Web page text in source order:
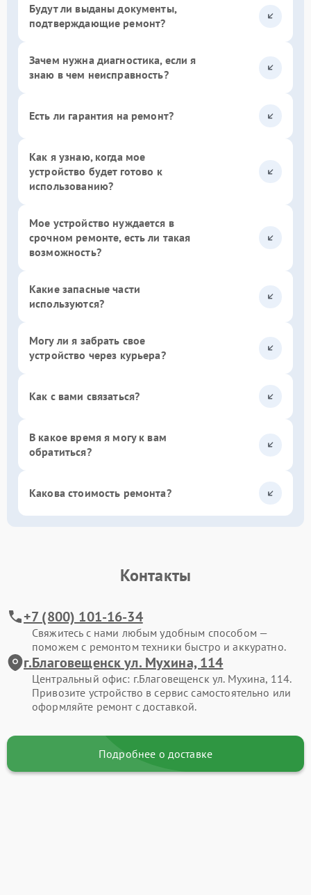
Будут ли выданы документы,
подтверждающие ремонт?
Зачем нужна диагностика, если я
знаю в чем неисправность?
Есть ли гарантия на ремонт?
Как я узнаю, когда мое
устройство будет готово к
использованию?
Мое устройство нуждается в
срочном ремонте, есть ли такая
возможность?
Какие запасные части
используются?
Могу ли я забрать свое
устройство через курьера?
Как с вами связаться?
В какое время я могу к вам
обратиться?
Какова стоимость ремонта?
Контакты
+7 (800) 101-16-34
Свяжитесь с нами любым удобным способом —
поможем с ремонтом техники быстро и аккуратно.
г.Благовещенск ул. Мухина, 114
Центральный офис: г.Благовещенск ул. Мухина, 114.
Привозите устройство в сервис самостоятельно или
оформляйте ремонт с доставкой.
Подробнее о доставке